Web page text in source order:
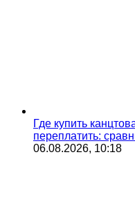
Где купить
переплатить:
06.08.2026, 10:18